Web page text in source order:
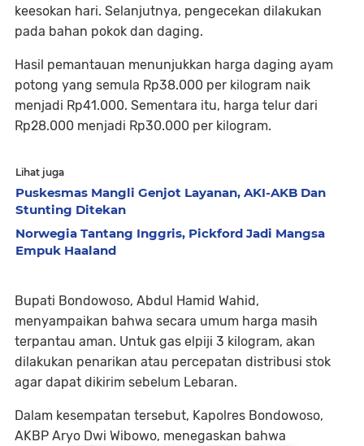
keesokan hari. Selanjutnya, pengecekan dilakukan
pada bahan pokok dan daging.
Hasil pemantauan menunjukkan harga daging ayam
potong yang semula Rp38.000 per kilogram naik
menjadi Rp41.000. Sementara itu, harga telur dari
Rp28.000 menjadi Rp30.000 per kilogram.
Lihat juga
Puskesmas Mangli Genjot Layanan, AKI-AKB Dan
Stunting Ditekan
Norwegia Tantang Inggris, Pickford Jadi Mangsa
Empuk Haaland
Bupati Bondowoso, Abdul Hamid Wahid,
menyampaikan bahwa secara umum harga masih
terpantau aman. Untuk gas elpiji 3 kilogram, akan
dilakukan penarikan atau percepatan distribusi stok
agar dapat dikirim sebelum Lebaran.
Dalam kesempatan tersebut, Kapolres Bondowoso,
AKBP Aryo Dwi Wibowo, menegaskan bahwa